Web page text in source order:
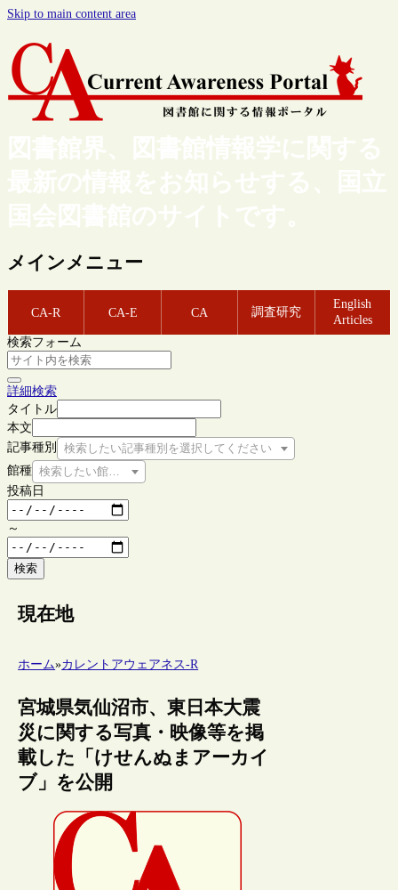
Skip to main content area
図書館界、図書館情報学に関する
最新の情報をお知らせする、国立
国会図書館のサイトです。
メインメニュー
CA-R CA-E CA 調査研究
English
Articles
検索フォーム
詳細検索
タイトル
本文
記事種別
検索したい記事種別を選択してください
館種 検索したい館種を選択してください
投稿日
～
検索
現在地
ホーム»カレントアウェアネス-R
宮城県気仙沼市、東日本大震
災に関する写真・映像等を掲
載した「けせんぬまアーカイ
ブ」を公開